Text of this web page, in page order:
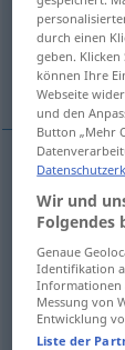
Bau,
Erfindungf
Erdichtungf
Lügef
durch einen
geben.
können Ihre
Webseite
und den
Button „Mehr
Wir und
Folgendes
Genaue
Identifikation
Informationen
Messung von
Entwicklung
Liste der